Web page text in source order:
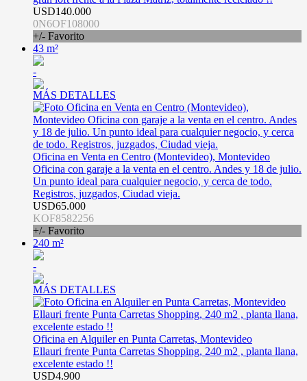
USD140.000
0N6OF108000
+/- Favorito
43 m²
-
MÁS DETALLES
Oficina en Venta en Centro (Montevideo), Montevideo
Oficina con garaje a la venta en el centro. Andes y 18 de julio.
Un punto ideal para cualquier negocio, y cerca de todo.
Registros, juzgados, Ciudad vieja.
USD65.000
KOF8582256
+/- Favorito
240 m²
-
MÁS DETALLES
Oficina en Alquiler en Punta Carretas, Montevideo
Ellauri frente Punta Carretas Shopping, 240 m2 , planta llana,
excelente estado !!
USD4.900